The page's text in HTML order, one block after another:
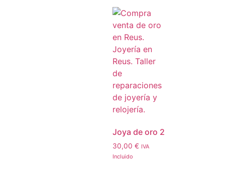
Joya de oro 2
30,00 € IVA
Incluido